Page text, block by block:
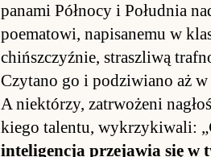
pa­nami Pół­nocy i Po­łu­dnia
po­ema­to­wi, na­pisanemu w
chińsz­czyź­nie, strasz­liwą
Czytano go i po­dzi­wiano aż
A nie­którzy, za­trwożeni
kiego ta­len­tu, wy­krzyki­wali: „
in­teligen­cja prze­ja­wia się w